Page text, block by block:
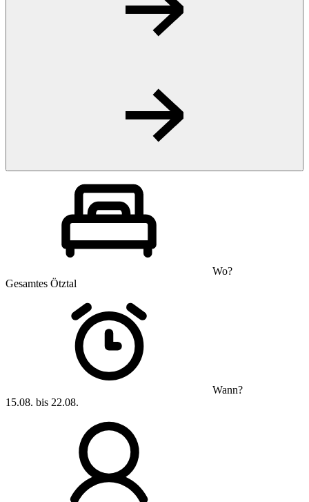
Wo?
Gesamtes Ötztal
Wann?
15.08. bis 22.08.